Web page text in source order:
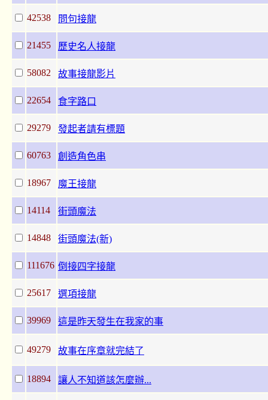
42538 問句接龍
21455 歷史名人接龍
58082 故事接龍影片
22654 食字路口
29279 發起者請有標題
60763 創造角色串
18967 魔王接龍
14114 街頭魔法
14848 街頭魔法(新)
111676 倒接四字接龍
25617 選項接龍
39969 這是昨天發生在我家的事
49279 故事在序章就完結了
18894 讓人不知道該怎麼辦...